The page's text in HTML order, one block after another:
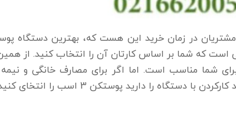
در زمان خرید این هست که، بهترین دستگاه
است که شما بر اساس کارتان آن را انتخاب کنید. از
شما مناسب است. اما اگر برای مصارف خانگی و
پوستکن 3 اسب را انتخای کنید که توان پوستگیری بالایی دارد.